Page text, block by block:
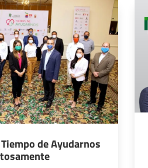
de Ayudarnos